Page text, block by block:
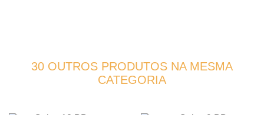
30 OUTROS PRODUTOS NA MESMA
CATEGORIA